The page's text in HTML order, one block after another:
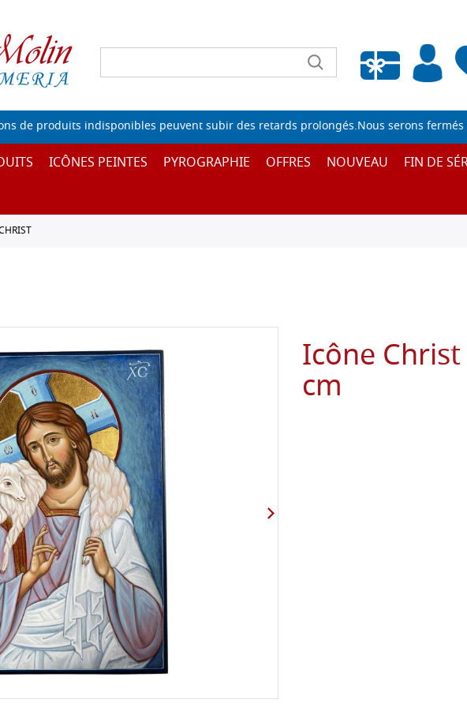
Liste de souhaits vide
de produits indisponibles peuvent subir des retards prolongés.Nous serons
ICÔNES PEINTES PYROGRAPHIE OFFRES NOUVEAU FIN DE
Icône
cm